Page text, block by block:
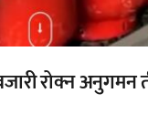
रोक्न अनुगमन